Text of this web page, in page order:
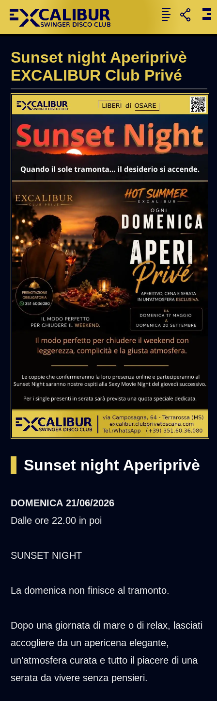
Sunset night Aperiprivè
EXCALIBUR Club Privé
Sunset night Aperiprivè
DOMENICA 21/06/2026
Dalle ore 22.00 in poi
SUNSET NIGHT
La domenica non finisce al tramonto.
Dopo una giornata di mare o di relax, lasciati
accogliere da un apericena elegante,
un’atmosfera curata e tutto il piacere di una
serata da vivere senza pensieri.